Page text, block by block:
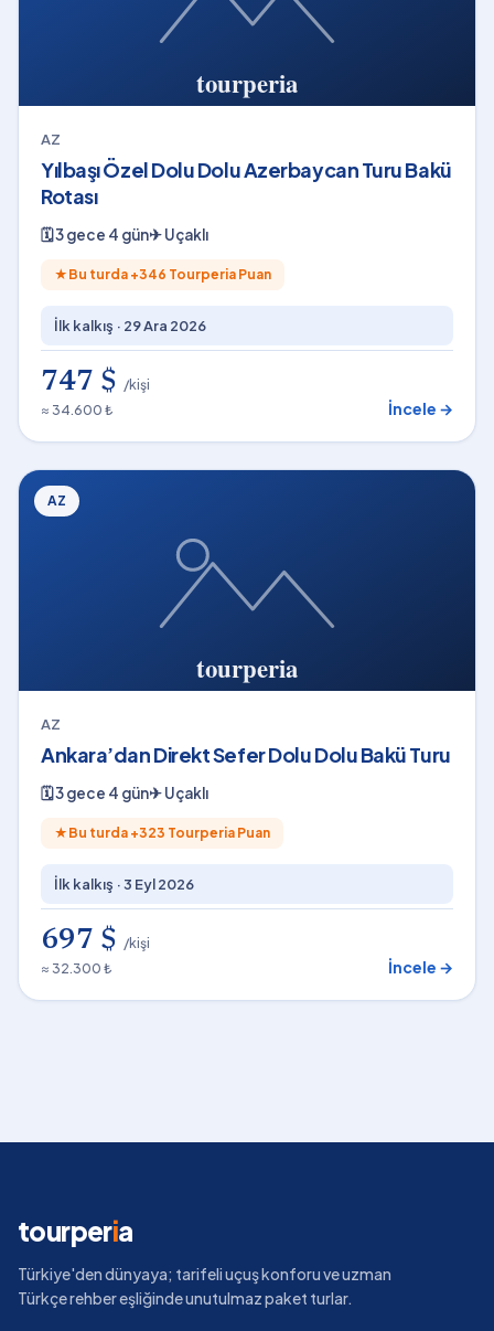
AZ
Yılbaşı Özel Dolu Dolu Azerbaycan Turu Bakü
Rotası
🗓3 gece 4 gün✈Uçaklı
★ Bu turda +346 Tourperia Puan
İlk kalkış · 29 Ara 2026
747 $ /kişi
≈ 34.600 ₺
İncele →
AZ
AZ
Ankara’dan Direkt Sefer Dolu Dolu Bakü Turu
🗓3 gece 4 gün✈Uçaklı
★ Bu turda +323 Tourperia Puan
İlk kalkış ·3 Eyl 2026
697 $ /kişi
≈ 32.300 ₺
İncele →
tourperia
Türkiye'den dünyaya; tarifeli uçuş konforu ve uzman
Türkçe rehber eşliğinde unutulmaz paket turlar.